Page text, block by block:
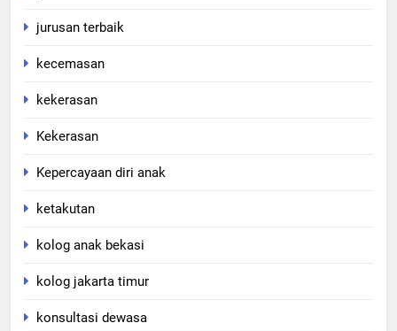
jurusan terbaik
kecemasan
kekerasan
Kekerasan
Kepercayaan diri anak
ketakutan
kolog anak bekasi
kolog jakarta timur
konsultasi dewasa